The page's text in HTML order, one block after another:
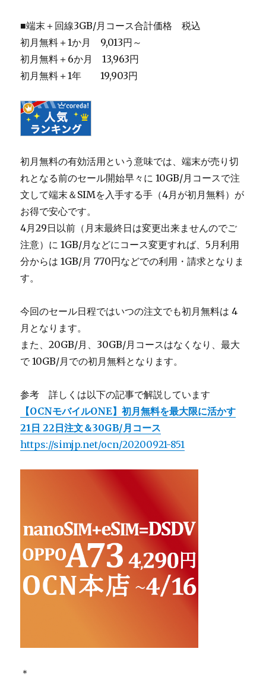
■端末＋回線3GB/月コース合計価格 税込
初月無料＋1か月 9,013円～
初月無料＋6か月 13,963円
初月無料＋1年 19,903円
初月無料の有効活用という意味では、端末が売り切
れとなる前のセール開始早々に 10GB/月コースで注
文して端末＆SIMを入手する手（4月が初月無料）が
お得で安心です。
4月29日以前（月末最終日は変更出来ませんのでご
注意）に 1GB/月などにコース変更すれば、5月利用
分からは 1GB/月 770円などでの利用・請求となりま
す。
今回のセール日程ではいつの注文でも初月無料は 4
月となります。
また、20GB/月、30GB/月コースはなくなり、最大
で 10GB/月での初月無料となります。
参考 詳しくは以下の記事で解説しています
【OCNモバイルONE】初月無料を最大限に活かす
21日 22日注文＆30GB/月コース
https://simjp.net/ocn/20200921-851
＊